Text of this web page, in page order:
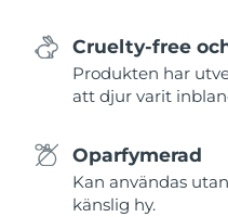
Cruelty-free
Produkten har
att djur varit
Oparfymerad
Kan användas
känslig hy.